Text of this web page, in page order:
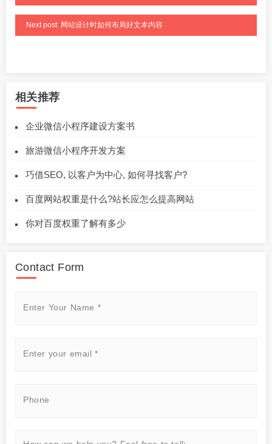
Next post: 网站设计时如何布局好文本内容
相关推荐
企业微信小程序建设方案书
旅游微信小程序开发方案
巧借SEO, 以客户为中心, 如何寻找客户?
百度网站权重是什么?站长应怎么提高网站
你对百度权重了解有多少
Contact Form